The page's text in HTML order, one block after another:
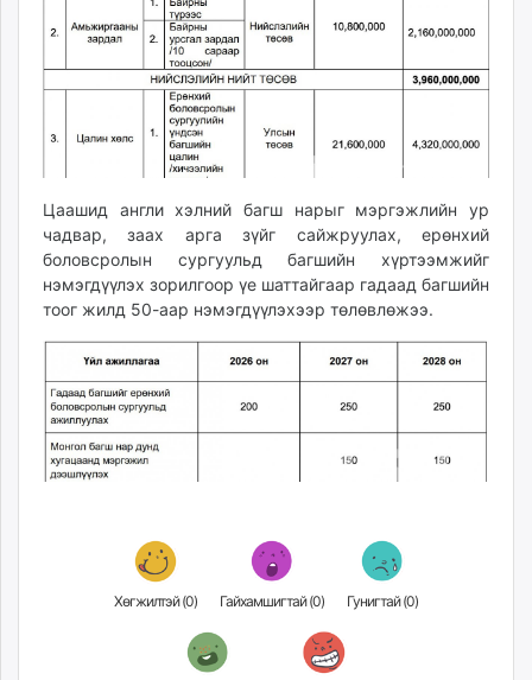
Цаашид англи хэлний багш нарыг мэргэжлийн ур
чадвар, заах арга зүйг сайжруулах, ерөнхий
боловсролын сургуульд багшийн хүртээмжийг
нэмэгдүүлэх зорилгоор үе шаттайгаар гадаад багшийн
тоог жилд 50-аар нэмэгдүүлэхээр төлөвлөжээ.
Хөгжилтэй (0) Гайхамшигтай (0) Гунигтай (0)